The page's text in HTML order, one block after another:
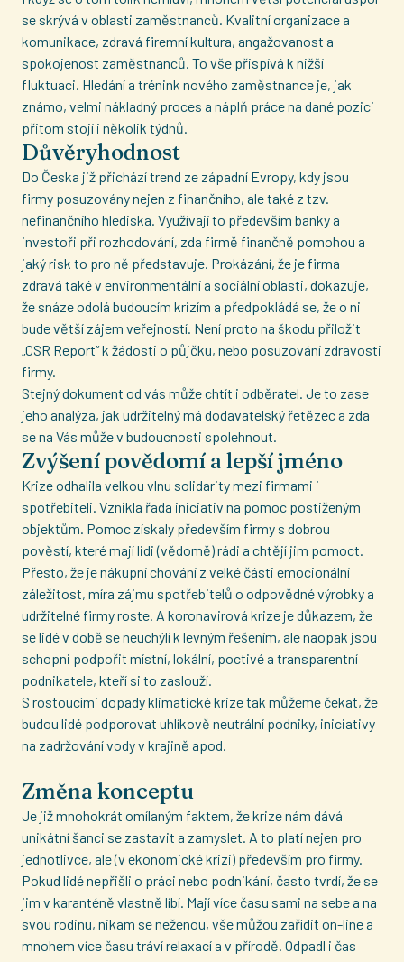
se skrývá v oblasti zaměstnanců. Kvalitní organizace a
komunikace, zdravá firemní kultura, angažovanost a
spokojenost zaměstnanců. To vše přispívá k nižší
fluktuaci. Hledání a trénink nového zaměstnance je, jak
známo, velmi nákladný proces a náplň práce na dané pozici
přitom stojí i několik týdnů.
Důvěryhodnost
Do Česka již přichází trend ze západní Evropy, kdy jsou
firmy posuzovány nejen z finančního, ale také z tzv.
nefinančního hlediska. Využívají to především banky a
investoři při rozhodování, zda firmě finančně pomohou a
jaký risk to pro ně představuje. Prokázání, že je firma
zdravá také v environmentální a sociální oblasti, dokazuje,
že snáze odolá budoucím krizím a předpokládá se, že o ni
bude větší zájem veřejností. Není proto na škodu přiložit
„CSR Report“ k žádosti o půjčku, nebo posuzování zdravosti
firmy.
Stejný dokument od vás může chtít i odběratel. Je to zase
jeho analýza, jak udržitelný má dodavatelský řetězec a zda
se na Vás může v budoucnosti spolehnout.
Zvýšení povědomí a lepší jméno
Krize odhalila velkou vlnu solidarity mezi firmami i
spotřebiteli. Vznikla řada iniciativ na pomoc postiženým
objektům. Pomoc získaly především firmy s dobrou
pověstí, které mají lidi (vědomě) rádi a chtějí jim pomoct.
Přesto, že je nákupní chování z velké části emocionální
záležitost, míra zájmu spotřebitelů o odpovědné výrobky a
udržitelné firmy roste. A koronavirová krize je důkazem, že
se lidé v době se neuchýlí k levným řešením, ale naopak jsou
schopni podpořit místní, lokální, poctivé a transparentní
podnikatele, kteří si to zaslouží.
S rostoucími dopady klimatické krize tak můžeme čekat, že
budou lidé podporovat uhlíkově neutrální podniky, iniciativy
na zadržování vody v krajině apod.
Změna konceptu
Je již mnohokrát omílaným faktem, že krize nám dává
unikátní šanci se zastavit a zamyslet. A to platí nejen pro
jednotlivce, ale (v ekonomické krizi) především pro firmy.
Pokud lidé nepřišli o práci nebo podnikání, často tvrdí, že se
jim v karanténě vlastně líbí. Mají více času sami na sebe a na
svou rodinu, nikam se neženou, vše můžou zařídit on-line a
mnohem více času tráví relaxací a v přírodě. Odpadl i čas